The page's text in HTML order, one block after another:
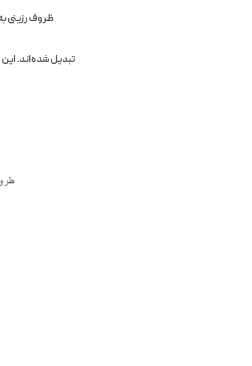
ظروف رزینی
تبدیل شده‌اند.